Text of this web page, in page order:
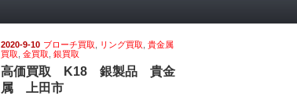
2020-9-10 ブローチ買取, リング買取, 貴金属
買取, 金買取, 銀買取
高価買取 K18 銀製品 貴金
属 上田市